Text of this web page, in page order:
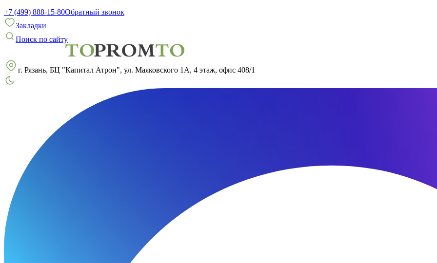
+7 (499) 888-15-80Обратный звонок
Закладки
Поиск по сайту
г. Рязань, БЦ "Капитал Атрон", ул. Маяковского 1А, 4 этаж, офис 408/1